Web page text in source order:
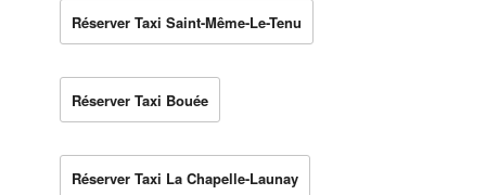
Réserver Taxi Saint-Même-Le-Tenu
Réserver Taxi Bouée
Réserver Taxi La Chapelle-Launay